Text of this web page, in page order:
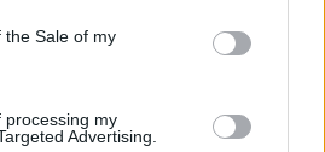
the Sale of my
processing my
Advertising.